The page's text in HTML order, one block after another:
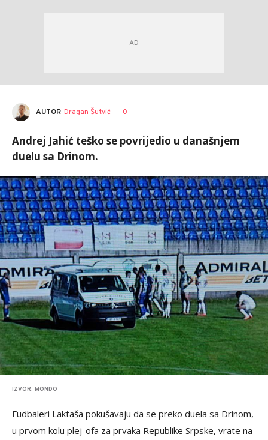
AUTOR Dragan Šutvić 0
Andrej Jahić teško se povrijedio u današnjem
duelu sa Drinom.
IZVOR: MONDO
Fudbaleri Laktaša pokušavaju da se preko duela sa Drinom,
u prvom kolu plej-ofa za prvaka Republike Srpske, vrate na